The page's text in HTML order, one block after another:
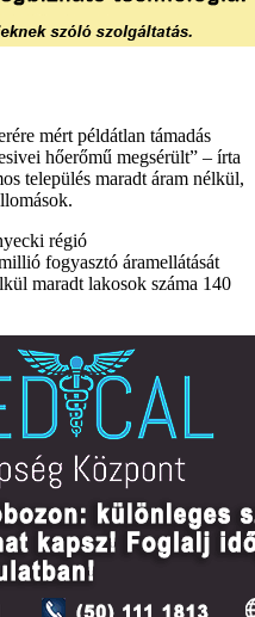
mért példátlan támadás
hőerőmű megsérült” – írta
település maradt áram nélkül,
régió
fogyasztó áramellátását
maradt lakosok száma 140